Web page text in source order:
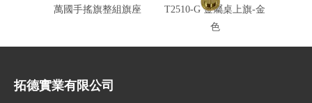
萬國手搖旗整組旗座
T2510-G 金屬桌上旗-金
色
拓德實業有限公司